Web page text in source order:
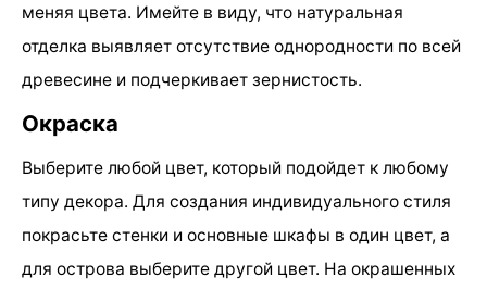
меняя цвета. Имейте в виду, что натуральная
отделка выявляет отсутствие однородности по всей
древесине и подчеркивает зернистость.
Окраска
Выберите любой цвет, который подойдет к любому
типу декора. Для создания индивидуального стиля
покрасьте стенки и основные шкафы в один цвет, а
для острова выберите другой цвет. На окрашенных